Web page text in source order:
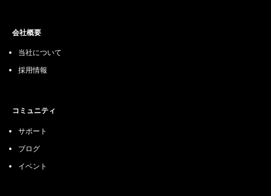
会社概要
当社について
採用情報
コミュニティ
サポート
ブログ
イベント